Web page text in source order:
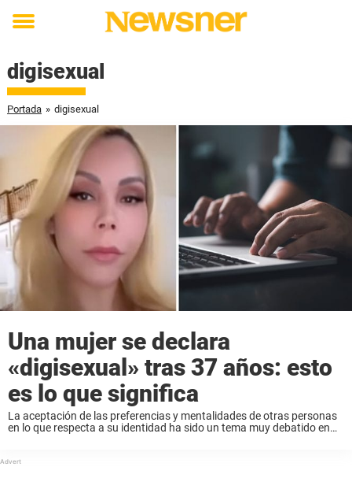
Toggle
digisexual
Portada » digisexual
Una mujer se declara
«digisexual» tras 37 años: esto
es lo que significa
La aceptación de las preferencias y mentalidades de otras personas
en lo que respecta a su identidad ha sido un tema muy debatido en